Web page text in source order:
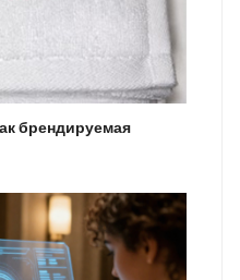
брендируемая